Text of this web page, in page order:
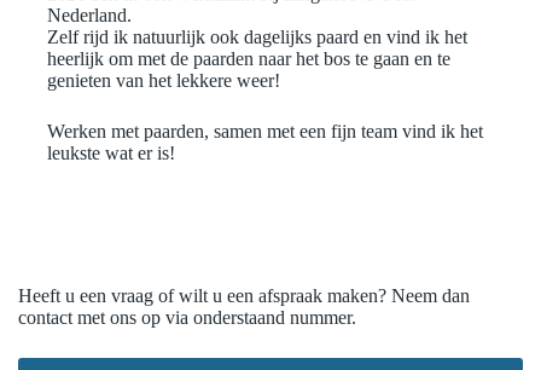
Nederland.
Zelf rijd ik natuurlijk ook dagelijks paard en vind ik het
heerlijk om met de paarden naar het bos te gaan en te
genieten van het lekkere weer!
Werken met paarden, samen met een fijn team vind ik het
leukste wat er is!
Heeft u een vraag of wilt u een afspraak maken? Neem dan
contact met ons op via onderstaand nummer.